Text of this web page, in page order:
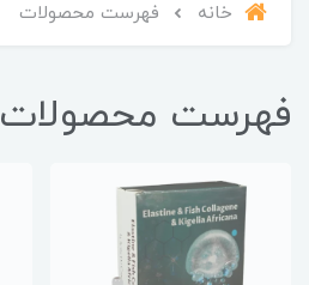
خانه فهرست محصولات
فهرست محصولات